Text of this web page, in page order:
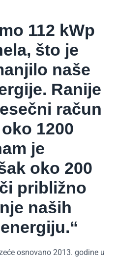
112 kWp
što je
naše
Ranije
račun
1200
je
oko 200
približno
naših
osnovano 2013. godine u